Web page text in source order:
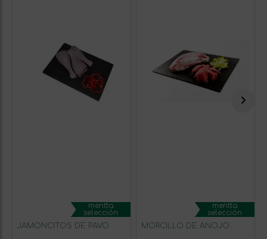
mentta
selección
JAMONCITOS DE PAVO
mentta
selección
MORCILLO DE AÑOJO